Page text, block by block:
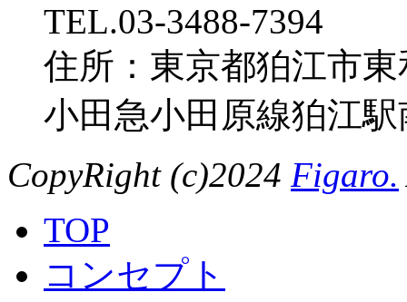
TEL.03-3488-7394
住所：東京都狛江市東
小田急小田原線狛江
CopyRight (c)2024 Figaro.
TOP
コンセプト